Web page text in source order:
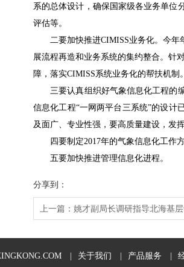
系的总体设计，确保国家级各业务单位
评估等。
二要加快推进CIMISS业务化。今年年
展流程再造和业务系统的集约整合。针
障，落实CIMISS系统业务化的帮扶机制。
三要认真组织好气象信息化工程的编
信息化工程“一网两平台三系统”的设计
及面广、专业性强，要高质量建设，发
四要制定2017年的气象信息化工作方
五要加快推进管理信息化进程。
分享到：
上一篇： 姚才副局长调研指导北海基
关于我们 产品服务